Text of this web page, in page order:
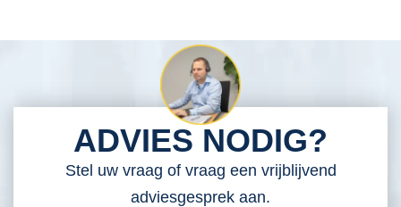
ADVIES NODIG?
Stel uw vraag of vraag een vrijblijvend
adviesgesprek aan.